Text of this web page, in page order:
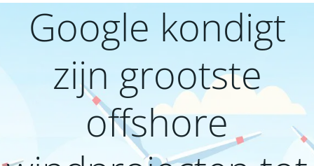
Google kondigt
zijn grootste
offshore